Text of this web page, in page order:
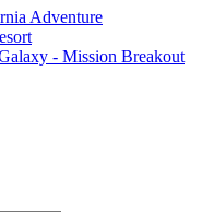
Adventure
- Mission Breakout